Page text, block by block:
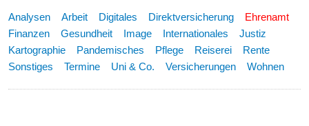
Analysen Arbeit Digitales Direktversicherung
Ehrenamt
Finanzen
Gesundheit Image Internationales
Justiz
Kartographie
Pandemisches Pflege Reiserei
Rente
Sonstiges
Termine Uni & Co. Versicherungen Wohnen